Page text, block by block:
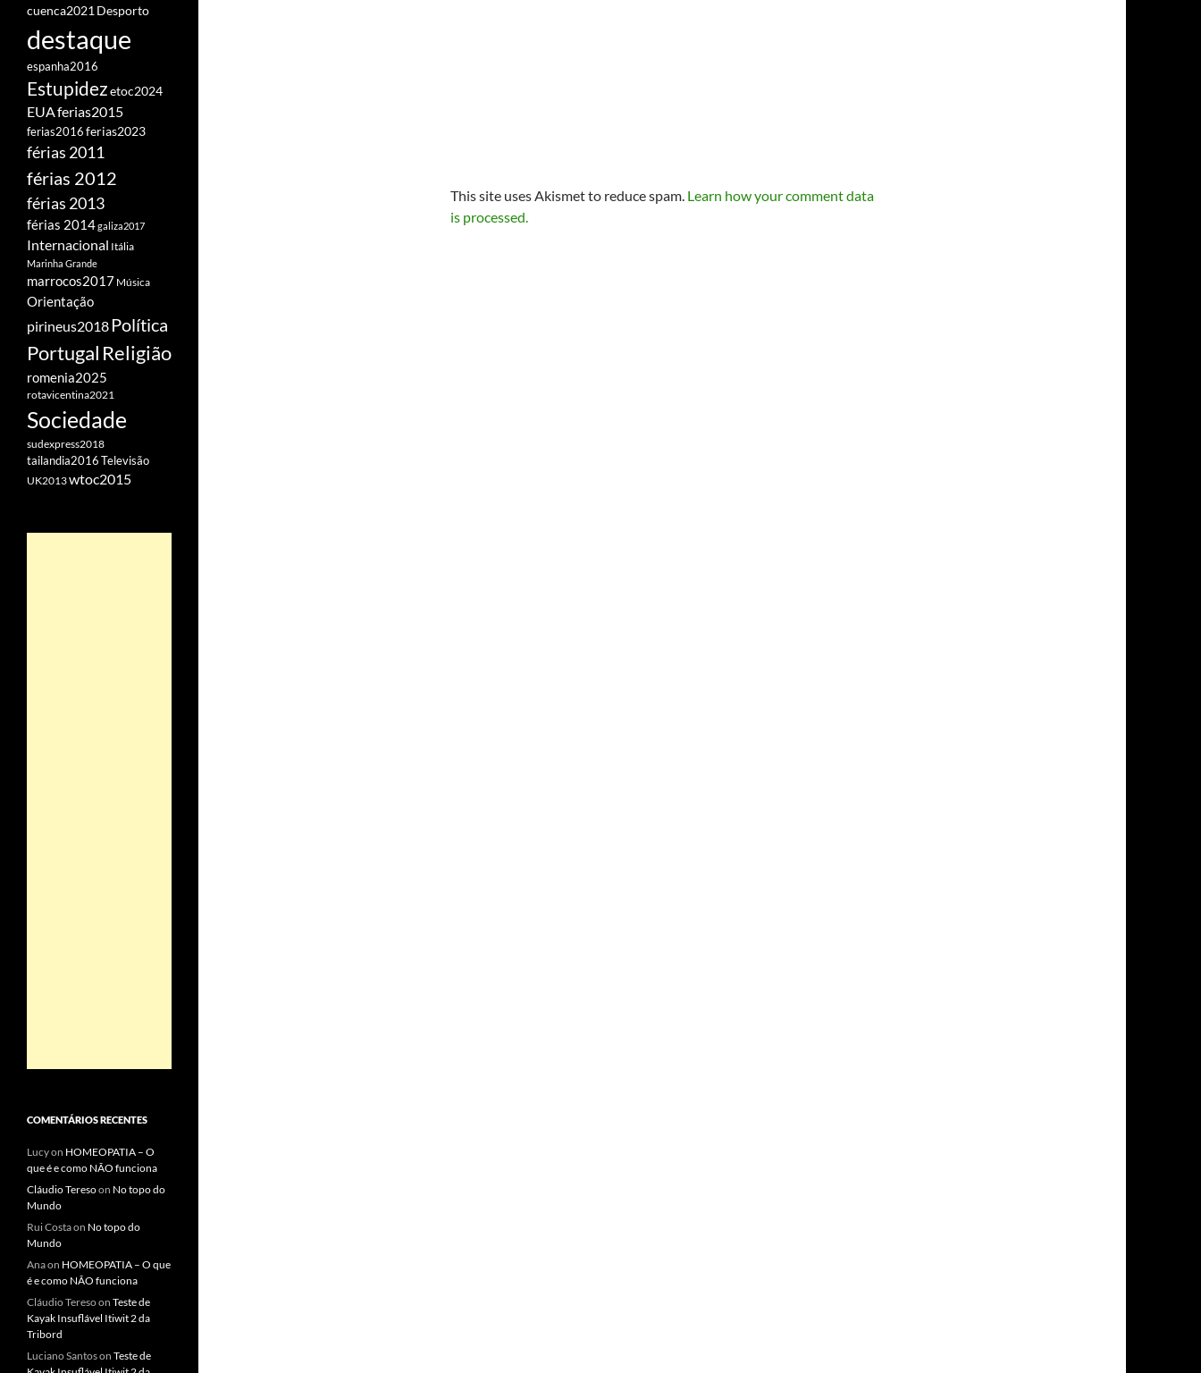
This site uses Akismet to reduce spam. Learn how your comment data
is processed.
cuenca2021 Desporto
destaque
espanha2016
Estupidezetoc2024
EUAferias2015
ferias2016ferias2023
férias 2011
férias 2012
férias 2013
férias 2014galiza2017
Internacional Itália
Marinha Grande
marrocos2017 Música
Orientação
pirineus2018 Política
Portugal Religião
romenia2025
rotavicentina2021
Sociedade
sudexpress2018
tailandia2016Televisão
UK2013wtoc2015
COMENTÁRIOS RECENTES
Lucyon HOMEOPATIA – O
que é e como NÃO funciona
Cláudio Teresoon No topo do
Mundo
Rui Costaon No topo do
Mundo
Anaon HOMEOPATIA – O que
é e como NÃO funciona
Cláudio Teresoon Teste de
Kayak Insuflável Itiwit 2 da
Tribord
Luciano Santoson Teste de